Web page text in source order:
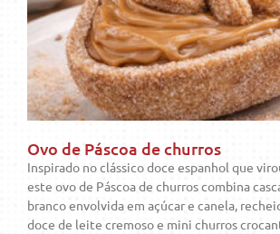
Ovo de Páscoa de churros
Inspirado no clássico doce espanhol que
este ovo de Páscoa de churros combina
branco envolvida em açúcar e canela,
doce de leite cremoso e mini churros